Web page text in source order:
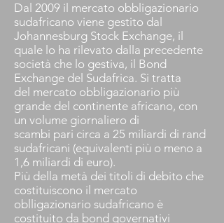
Dal 2009 il mercato obbligazionario
sudafricano viene gestito dal
Johannesburg Stock Exchange, il
quale lo ha rilevato dalla precedente
società che lo gestiva, il Bond
Exchange del Sudafrica. Si tratta
del mercato obbligazionario più
grande del continente africano, con
un volume giornaliero di
scambi pari circa a 25 miliardi di rand
sudafricani (equivalenti più o meno a
1,6 miliardi di euro).
Più della metà dei titoli di debito che
costituiscono il mercato
oblligazionario sudafricano è
costituito da bond governativi